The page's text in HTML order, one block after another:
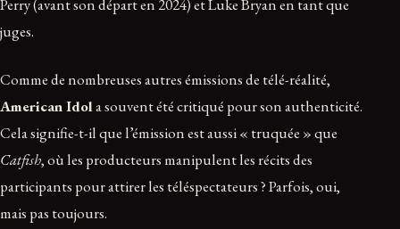
Perry (avant son départ en 2024) et Luke Bryan en tant que
juges.
Comme de nombreuses autres émissions de télé-réalité,
American Idola souvent été critiqué pour son authenticité.
Cela signifie-t-il que l’émission est aussi « truquée » que
Catfish, où les producteurs manipulent les récits des
participants pour attirer les téléspectateurs ? Parfois, oui,
mais pas toujours.